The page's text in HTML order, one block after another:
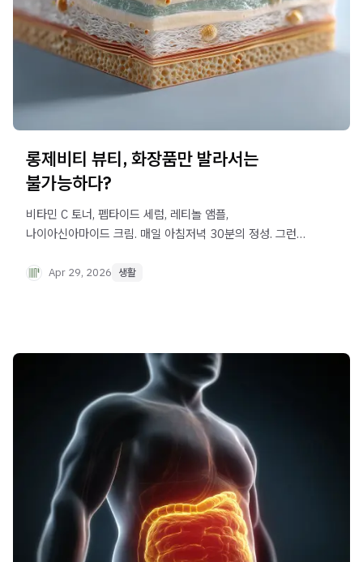
롱제비티 뷰티, 화장품만 발라서는
불가능하다?
비타민 C 토너, 펩타이드 세럼, 레티놀 앰플,
나이아신아마이드 크림. 매일 아침저녁 30분의 정성. 그런데
잦아집니다.
Apr 29, 2026 생활